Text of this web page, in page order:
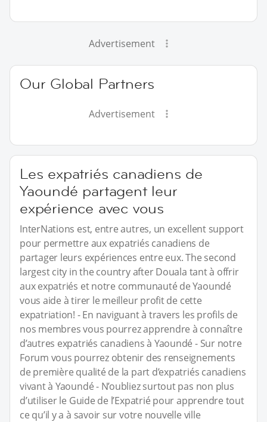
Advertisement
Our Global Partners
Advertisement
Les expatriés canadiens de
Yaoundé partagent leur
expérience avec vous
InterNations est, entre autres, un excellent support
pour permettre aux expatriés canadiens de
partager leurs expériences entre eux. The second
largest city in the country after Douala tant à offrir
aux expatriés et notre communauté de Yaoundé
vous aide à tirer le meilleur profit de cette
expatriation! - En naviguant à travers les profils de
nos membres vous pourrez apprendre à connaître
d’autres expatriés canadiens à Yaoundé - Sur notre
Forum vous pourrez obtenir des renseignements
de première qualité de la part d’expatriés canadiens
vivant à Yaoundé - N’oubliez surtout pas non plus
d’utiliser le Guide de l’Expatrié pour apprendre tout
ce qu’il y a à savoir sur votre nouvelle ville